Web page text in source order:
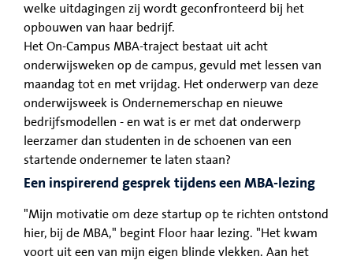
welke uitdagingen zij wordt geconfronteerd bij het
opbouwen van haar bedrijf.
Het On-Campus MBA-traject bestaat uit acht
onderwijsweken op de campus, gevuld met lessen van
maandag tot en met vrijdag. Het onderwerp van deze
onderwijsweek is Ondernemerschap en nieuwe
bedrijfsmodellen - en wat is er met dat onderwerp
leerzamer dan studenten in de schoenen van een
startende ondernemer te laten staan?
Een inspirerend gesprek tijdens een MBA-lezing
"Mijn motivatie om deze startup op te richten ontstond
hier, bij de MBA," begint Floor haar lezing. "Het kwam
voort uit een van mijn eigen blinde vlekken. Aan het